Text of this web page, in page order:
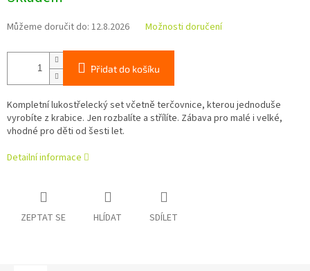
Můžeme doručit do: 12.8.2026 Možnosti doručení
Přidat do košíku
Kompletní lukostřelecký set včetně terčovnice, kterou jednoduše
vyrobíte z krabice. Jen rozbalíte a střílíte. Zábava pro malé i velké,
vhodné pro děti od šesti let.
Detailní informace
ZEPTAT SE HLÍDAT SDÍLET